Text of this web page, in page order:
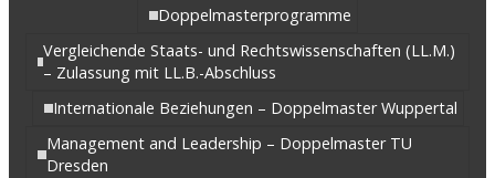
Doppelmasterprogramme
Vergleichende Staats- und Rechtswissenschaften (LL.M.)
– Zulassung mit LL.B.-Abschluss
Internationale Beziehungen – Doppelmaster Wuppertal
Management and Leadership – Doppelmaster TU
Dresden